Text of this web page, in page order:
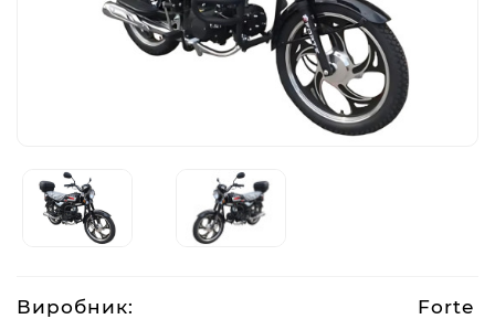
Запчастини
Виробник:
Forte